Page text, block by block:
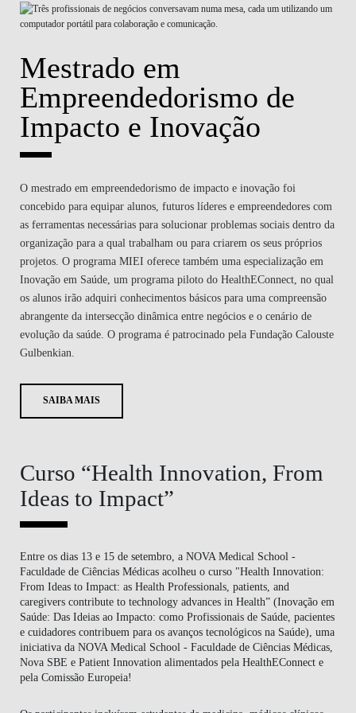
Mestrado em
Empreendedorismo de
Impacto e Inovação
O mestrado em empreendedorismo de impacto e inovação foi
concebido para equipar alunos, futuros líderes e empreendedores com
as ferramentas necessárias para solucionar problemas sociais dentro da
organização para a qual trabalham ou para criarem os seus próprios
projetos. O programa MIEI oferece também uma especialização em
Inovação em Saúde, um programa piloto do HealthEConnect, no qual
os alunos irão adquiri conhecimentos básicos para uma compreensão
abrangente da intersecção dinâmica entre negócios e o cenário de
evolução da saúde. O programa é patrocinado pela Fundação Calouste
Gulbenkian.
SAIBA MAIS
Curso “Health Innovation, From
Ideas to Impact”
Entre os dias 13 e 15 de setembro, a NOVA Medical School -
Faculdade de Ciências Médicas acolheu o curso "Health Innovation:
From Ideas to Impact: as Health Professionals, patients, and
caregivers contribute to technology advances in Health” (Inovação em
Saúde: Das Ideias ao Impacto: como Profissionais de Saúde, pacientes
e cuidadores contribuem para os avanços tecnológicos na Saúde), uma
iniciativa da NOVA Medical School - Faculdade de Ciências Médicas,
Nova SBE e Patient Innovation alimentados pela HealthEConnect e
pela Comissão Europeia!